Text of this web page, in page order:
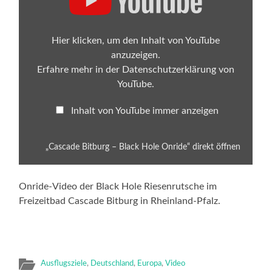
YouTube
Hier klicken, um den Inhalt von YouTube
anzuzeigen.
Erfahre mehr in der Datenschutzerklärung von
YouTube.
Inhalt von YouTube immer anzeigen
„Cascade Bitburg – Black Hole Onride“ direkt öffnen
Onride-Video der Black Hole Riesenrutsche im
Freizeitbad Cascade Bitburg in Rheinland-Pfalz.
Ausflugsziele, Deutschland, Europa,Video